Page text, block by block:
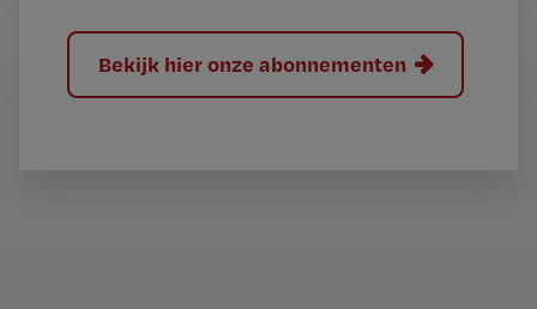
Bekijk hier onze abonnementen